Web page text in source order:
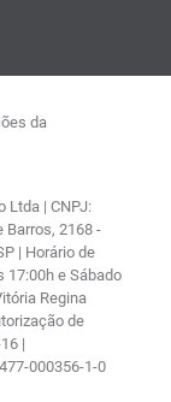
da
Ltda | CNPJ:
Barros, 2168 -
| Horário de
17:00h e Sábado
Regina
de
|
000356-1-0